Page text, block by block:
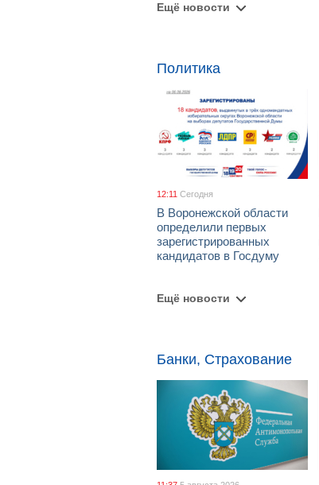
Ещё новости
Политика
12:11 Сегодня
В Воронежской области
определили первых
зарегистрированных
кандидатов в Госдуму
Ещё новости
Банки, Страхование